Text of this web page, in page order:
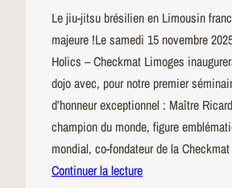
Le jiu-jitsu brésilien en Limousin
majeure !Le samedi 15 novembre
Holics – Checkmat Limoges
dojo avec, pour notre premier
d’honneur exceptionnel : Maître
champion du monde, figure
mondial, co-fondateur de la
Continuer la lecture